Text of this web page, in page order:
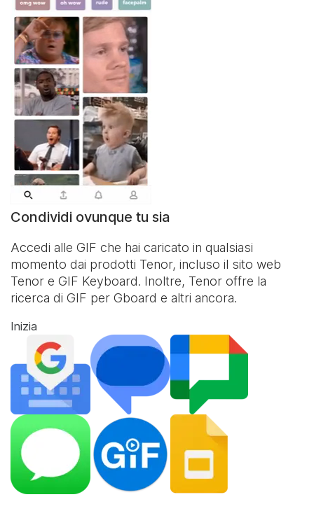
Condividi ovunque tu sia
Accedi alle GIF che hai caricato in qualsiasi
momento dai prodotti Tenor, incluso il sito web
Tenor e GIF Keyboard. Inoltre, Tenor offre la
ricerca di GIF per Gboard e altri ancora.
Inizia